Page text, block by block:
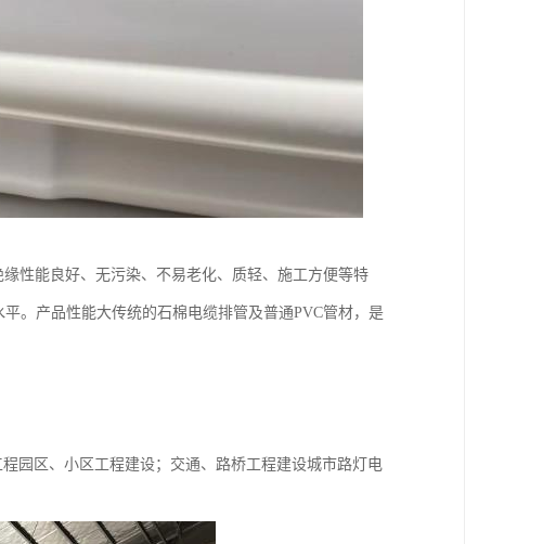
性能良好、无污染、不易老化、质轻、施工方便等特
。产品性能大传统的石棉电缆排管及普通PVC管材，是
园区、小区工程建设；交通、路桥工程建设城市路灯电